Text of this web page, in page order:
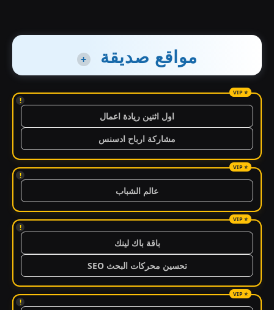
مواقع صديقة +
!
اول اثنين ريادة اعمال
مشاركة ارباح ادسنس
!
عالم الشباب
!
باقة باك لينك
تحسين محركات البحث SEO
!